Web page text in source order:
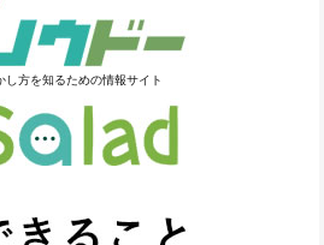
し方を知るための情報サイト